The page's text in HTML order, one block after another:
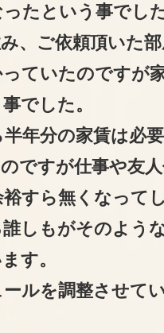
たという事でした
、ご依頼頂いた
ていたのですが
でした。
年分の家賃は必
ですが仕事や友
すら無くなって
しもがそのよう
す。
ルを調整させて